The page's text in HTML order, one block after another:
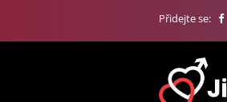
Přidejte se: